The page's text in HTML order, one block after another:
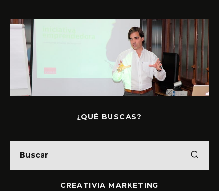
¿QUÉ BUSCAS?
CREATIVIA MARKETING